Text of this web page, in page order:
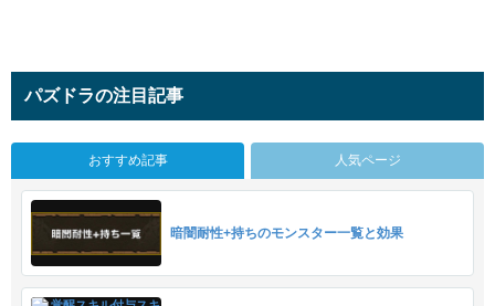
パズドラの注目記事
おすすめ記事 人気ページ
暗闇耐性+持ちのモンスター一覧と効果